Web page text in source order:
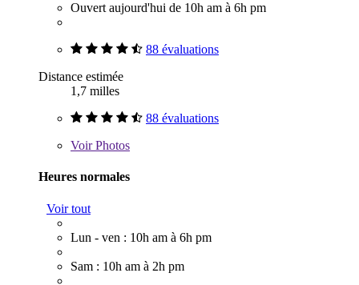
Ouvert aujourd'hui de 10h am à 6h pm
88 évaluations
Distance estimée
1,7 milles
88 évaluations
VoirPhotos
Heures normales
Voir tout
Lun - ven : 10h am à 6h pm
Sam : 10h am à 2h pm